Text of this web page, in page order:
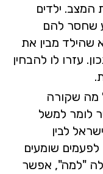
המצב. ילדים
שחסר להם
שהילד מבין את
עזרו לו להבחין
מה שקורה
לומר למשל
לבין
שומעים
"למה", אפשר